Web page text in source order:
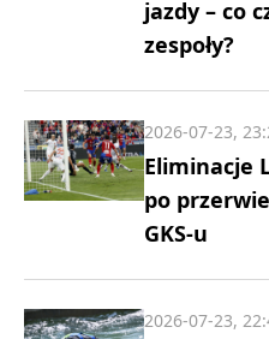
jazdy – co
zespoły?
Eliminacje
po
GKS-u
2026-07-23,
2026-07-23,